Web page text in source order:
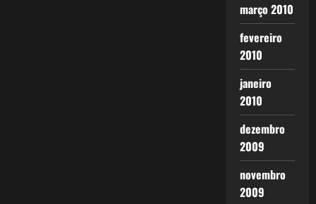
março 2010
fevereiro
2010
janeiro
2010
dezembro
2009
novembro
2009